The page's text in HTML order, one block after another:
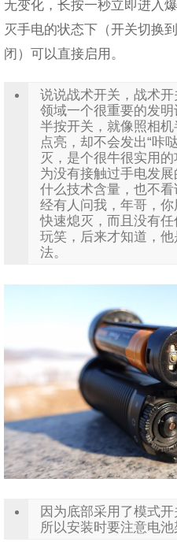
无变化，长按一秒立即进入
灭手电的状态下（开关切换
闭）可以直接启用。
说说战术开关，战术
领域一个很重要的发明
半按开关，就像照相
点亮，却不会发出“咔
灭，是个很牛很实用
为没有接触过手电发
什么技术含量，也不
经有人问我，年哥，
快速熄灭，而且没有
玩笑，后来才知道，
法。
因为底部采用了模式
所以安装时要注意电池